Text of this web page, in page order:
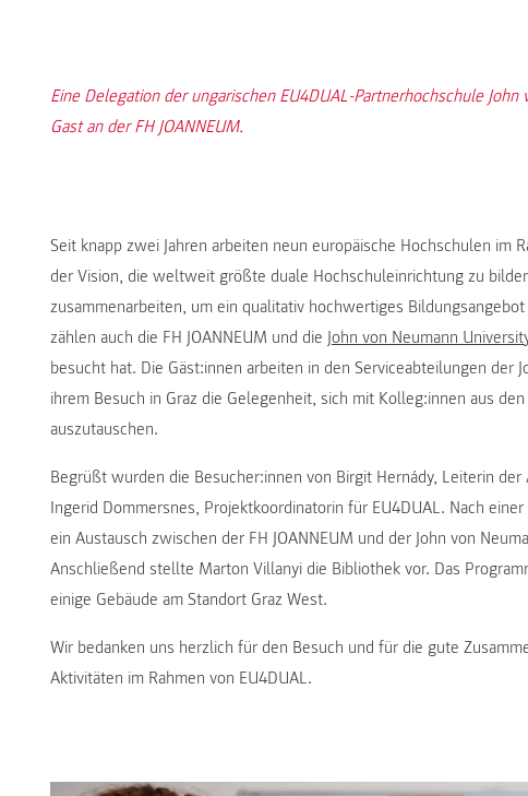
Eine Delegation der ungarischen EU4DUAL-Partnerhochschule
Gast an der FH JOANNEUM.
Seit knapp zwei Jahren arbeiten neun europäische Hochschulen im
der Vision, die weltweit größte duale Hochschuleinrichtung zu
zusammenarbeiten, um ein qualitativ hochwertiges
zählen auch die FH JOANNEUM und die John von Neumann
besucht hat. Die Gäst:innen arbeiten in den Serviceabteilungen der
ihrem Besuch in Graz die Gelegenheit, sich mit Kolleg:innen aus
auszutauschen.
Begrüßt wurden die Besucher:innen von Birgit Hernády, Leiterin
Ingerid Dommersnes, Projektkoordinatorin für EU4DUAL. Nach
ein Austausch zwischen der FH JOANNEUM und der John von
Anschließend stellte Marton Villanyi die Bibliothek vor. Das
einige Gebäude am Standort Graz West.
Wir bedanken uns herzlich für den Besuch und für die gute
Aktivitäten im Rahmen von EU4DUAL.